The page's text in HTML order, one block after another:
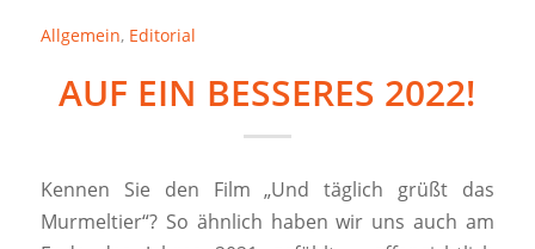
Allgemein, Editorial
AUF EIN BESSERES 2022!
Kennen Sie den Film „Und täglich grüßt das
Murmeltier“? So ähnlich haben wir uns auch am